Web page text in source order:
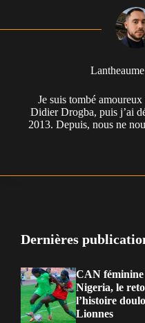
Je suis tombé
Didier Drogba, puis j’ai
2013. Depuis, nous ne
Dernières
CAN
Nigeria, le
l’histoire
Lionnes